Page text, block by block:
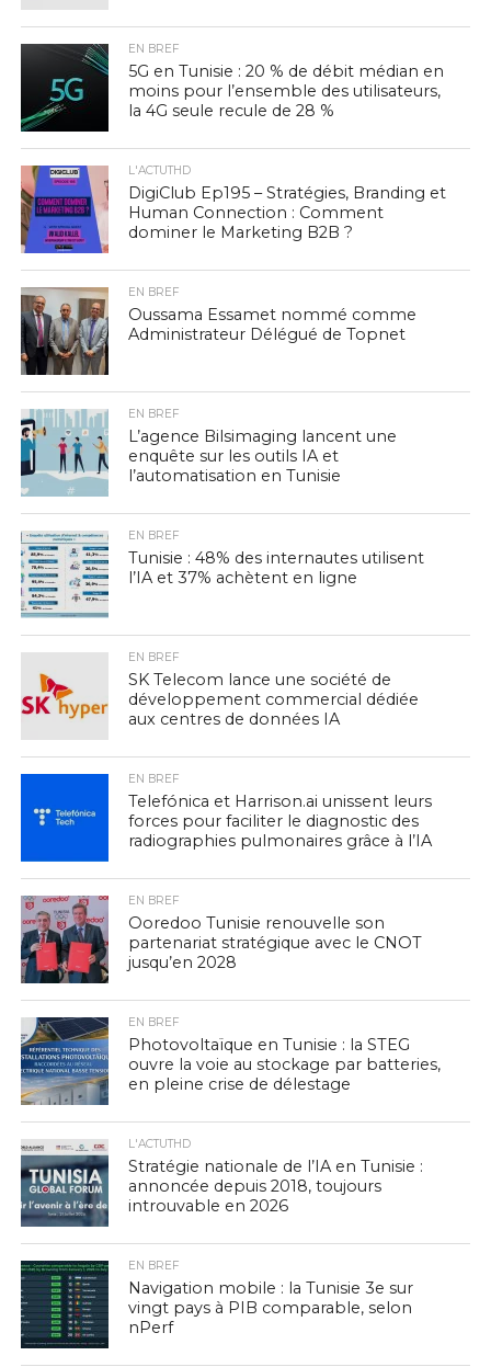
EN BREF
5G en Tunisie : 20 % de débit médian en
moins pour l’ensemble des utilisateurs,
la 4G seule recule de 28 %
L'ACTUTHD
DigiClub Ep195 – Stratégies, Branding et
Human Connection : Comment
dominer le Marketing B2B ?
EN BREF
Oussama Essamet nommé comme
Administrateur Délégué de Topnet
EN BREF
L’agence Bilsimaging lancent une
enquête sur les outils IA et
l’automatisation en Tunisie
EN BREF
Tunisie : 48% des internautes utilisent
l’IA et 37% achètent en ligne
EN BREF
SK Telecom lance une société de
développement commercial dédiée
aux centres de données IA
EN BREF
Telefónica et Harrison.ai unissent leurs
forces pour faciliter le diagnostic des
radiographies pulmonaires grâce à l’IA
EN BREF
Ooredoo Tunisie renouvelle son
partenariat stratégique avec le CNOT
jusqu’en 2028
EN BREF
Photovoltaïque en Tunisie : la STEG
ouvre la voie au stockage par batteries,
en pleine crise de délestage
L'ACTUTHD
Stratégie nationale de l’IA en Tunisie :
annoncée depuis 2018, toujours
introuvable en 2026
EN BREF
Navigation mobile : la Tunisie 3e sur
vingt pays à PIB comparable, selon
nPerf